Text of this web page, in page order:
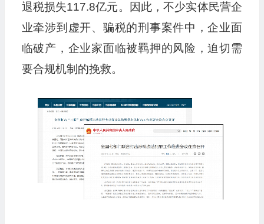
退税损失117.8亿元。因此，不少实体民营企
业牵涉到虚开、骗税的刑事案件中，企业面
临破产，企业家面临被羁押的风险，迫切需
要合规机制的挽救。